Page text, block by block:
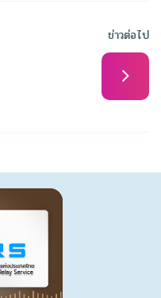
ข่าวต่อไป